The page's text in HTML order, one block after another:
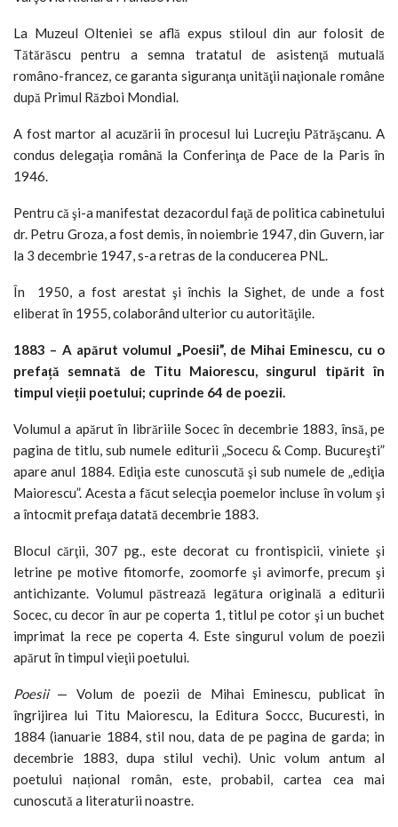
La Muzeul Olteniei se află expus stiloul din aur folosit de
Tătărăscu pentru a semna tratatul de asistenţă mutuală
româno-francez, ce garanta siguranţa unităţii naţionale române
după Primul Război Mondial.
A fost martor al acuzării în procesul lui Lucreţiu Pătrăşcanu. A
condus delegaţia română la Conferinţa de Pace de la Paris în
1946.
Pentru că şi-a manifestat dezacordul faţă de politica cabinetului
dr. Petru Groza, a fost demis, în noiembrie 1947, din Guvern, iar
la 3 decembrie 1947, s-a retras de la conducerea PNL.
În 1950, a fost arestat şi închis la Sighet, de unde a fost
eliberat în 1955, colaborând ulterior cu autorităţile.
1883 – A apărut volumul „Poesii”, de Mihai Eminescu, cu o
prefață semnată de Titu Maiorescu, singurul tipărit în
timpul vieții poetului; cuprinde 64 de poezii.
Volumul a apărut în librăriile Socec în decembrie 1883, însă, pe
pagina de titlu, sub numele editurii „Socecu & Comp. ­Bucureşti”
apare anul 1884. Ediţia este cunoscută şi sub numele de „ediţia
Maiorescu”. Acesta a făcut selecţia poemelor incluse în volum şi
a întocmit prefaţa datată decembrie 1883.
Blocul cărţii, 307 pg., este decorat cu frontispicii, viniete şi
letrine pe motive fitomorfe, zoomorfe şi avimorfe, precum şi
antichizante. Volumul păstrează legătura originală a editurii
Socec, cu decor în aur pe coperta 1, titlul pe cotor şi un buchet
imprimat la rece pe coperta 4. Este singurul volum de poezii
apărut în timpul vieţii poetului.
Poesii — Volum de poezii de Mihai Eminescu, publicat în
îngrijirea lui Titu Maiorescu, la Editura Soccc, Bucuresti, in
1884 (ianuarie 1884, stil nou, data de pe pagina de garda; in
decembrie 1883, dupa stilul vechi). Unic volum antum al
poetului național român, este, probabil, cartea cea mai
cunoscută a literaturii noastre.